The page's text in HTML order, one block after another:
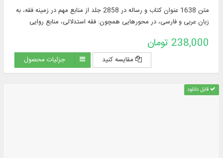
متن 1638 عنوان کتاب و رساله در 2858 جلد از منابع مهم در زمينه فقه، به
زبان عربی و فارسی، در محورهایی همچون: فقه استدلالی، منابع روایی
مستحدثه، فقه مقارن ...
238,000 تومان
مقایسه کنید جزئیات محصول
قابل دانلود